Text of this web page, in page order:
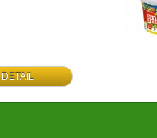
DETAIL